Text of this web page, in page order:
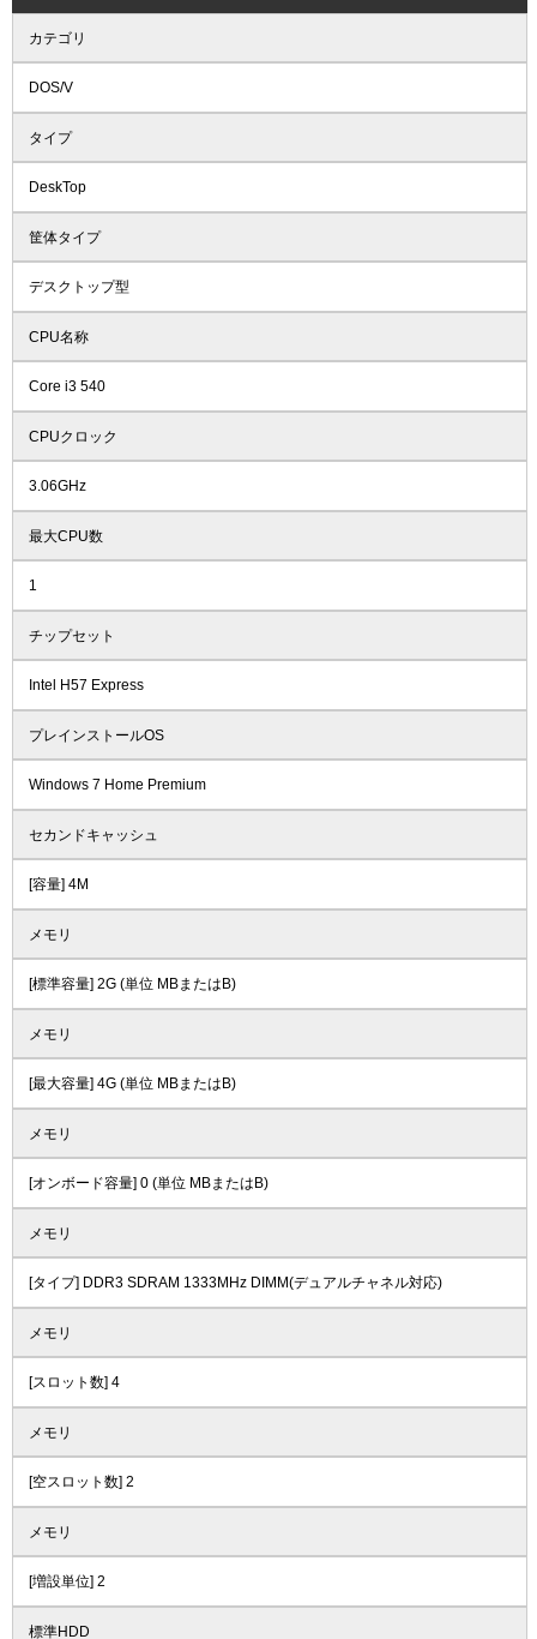
カテゴリ
DOS/V
タイプ
DeskTop
筐体タイプ
デスクトップ型
CPU名称
Core i3 540
CPUクロック
3.06GHz
最大CPU数
1
チップセット
Intel H57 Express
プレインストールOS
Windows 7 Home Premium
セカンドキャッシュ
[容量] 4M
メモリ
[標準容量] 2G (単位 MBまたはB)
メモリ
[最大容量] 4G (単位 MBまたはB)
メモリ
[オンボード容量] 0 (単位 MBまたはB)
メモリ
[タイプ] DDR3 SDRAM 1333MHz DIMM(デュアルチャネル対応)
メモリ
[スロット数] 4
メモリ
[空スロット数] 2
メモリ
[増設単位] 2
標準HDD